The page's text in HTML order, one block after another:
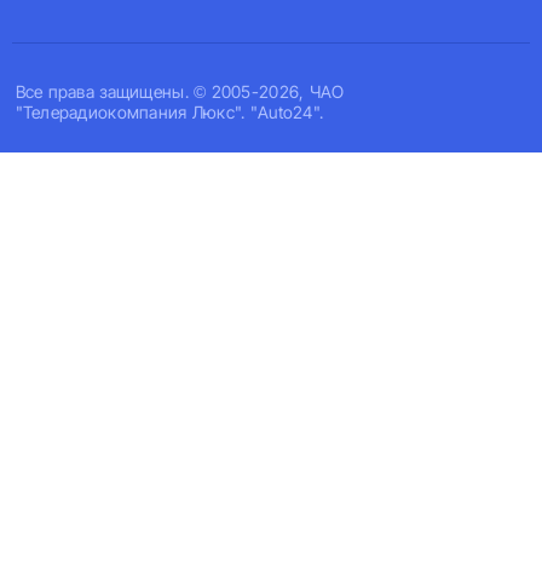
Все права защищены. © 2005-2026, ЧАО
"Телерадиокомпания Люкс". "Auto24".